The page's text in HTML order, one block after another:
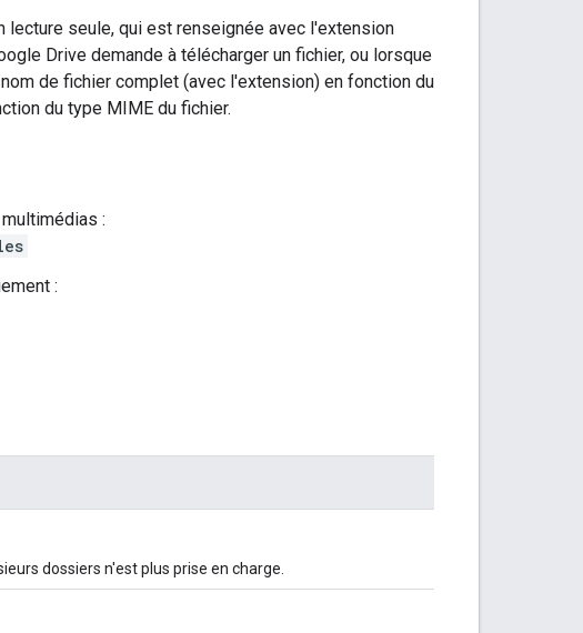
lecture seule, qui est renseignée avec l'extension
Drive demande à télécharger un fichier, ou lorsque
de fichier complet (avec l'extension) en fonction du
du type MIME du fichier.
:
:
dossiers n'est plus prise en charge.